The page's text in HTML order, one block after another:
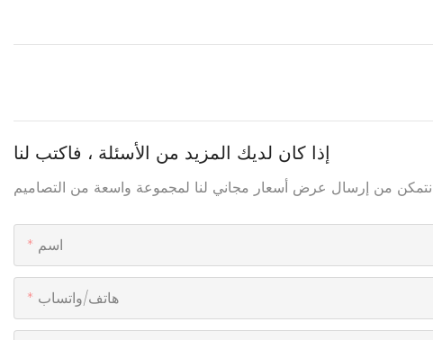
إذا كان لديك المزيد من الأسئلة ، فاكتب لنا
اسم
هاتف/واتساب